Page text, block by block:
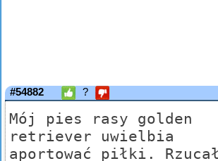
#54882 ?
Mój pies rasy golden
retriever uwielbia
aportować piłki.